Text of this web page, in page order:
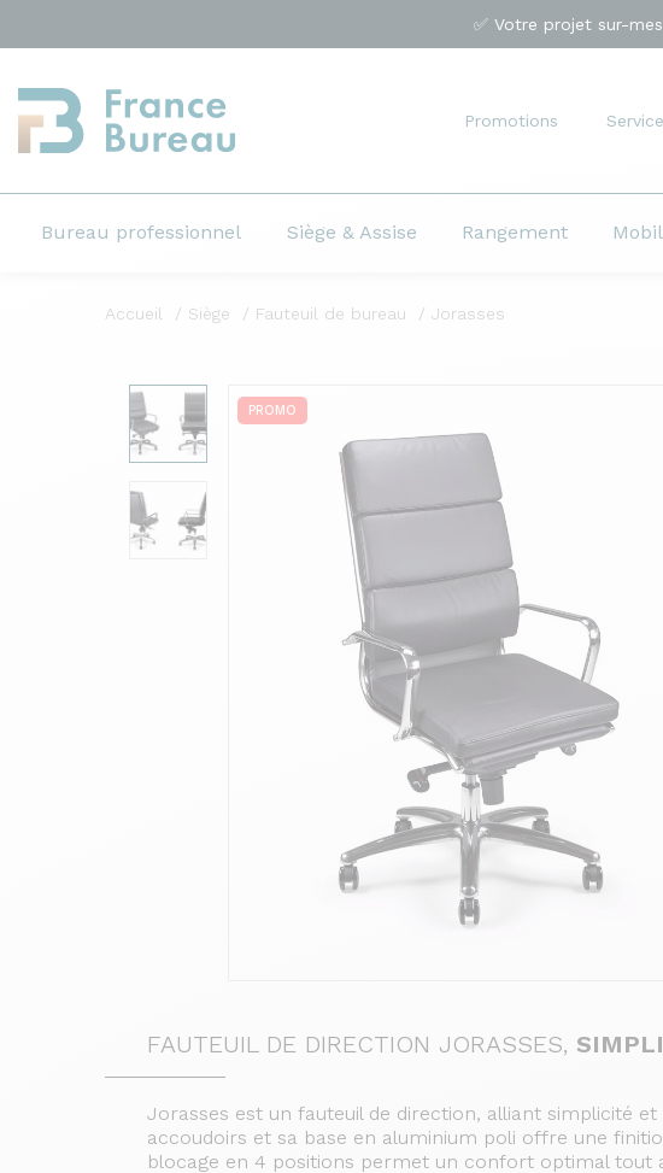
✅ Votre projet sur-
Promotions
Bureau professionnel Siège & Assise Rangement
Accueil Siège Fauteuil de bureau Jorasses
PROMO
FAUTEUIL DE DIRECTION JORASSES,
Jorasses est un fauteuil de direction, alliant simplicité
accoudoirs et sa base en aluminium poli offre une
blocage en 4 positions permet un confort optimal tout